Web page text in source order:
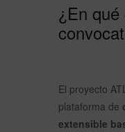
¿En
El proyecto
plataforma de
extensible